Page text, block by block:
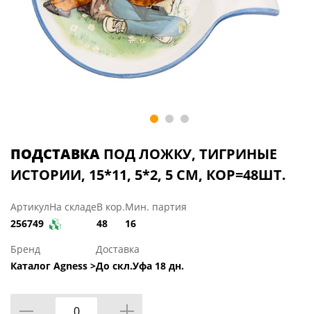
ПОДСТАВКА ПОД ЛОЖКУ, ТИГРИНЫЕ
ИСТОРИИ, 15*11, 5*2, 5 СМ, КОР=48ШТ.
Артикул
256749
На складеВ кор.
48
Мин. партия
16
Бренд
Каталог Agness >
Доставка
До скл.Уфа 18 дн.